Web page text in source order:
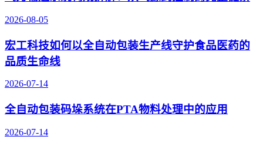
2026-08-05
宏工科技如何以全自动包装生产线守护食品医药的
品质生命线
2026-07-14
全自动包装码垛系统在PTA物料处理中的应用
2026-07-14